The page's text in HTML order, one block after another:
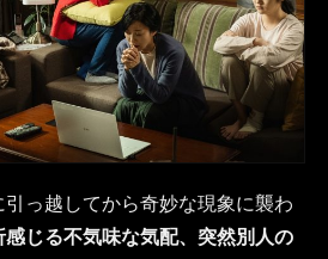
っ越してから奇妙な現象に襲わ
感じる不気味な気配、突然別人の